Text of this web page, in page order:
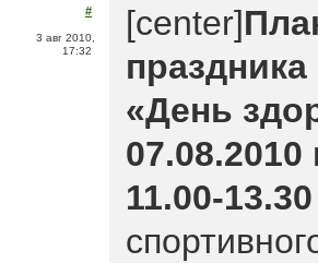
#
3 авг 2010,
17:32
[center]
праздника
«День
07.08.2010
11.00-13.30